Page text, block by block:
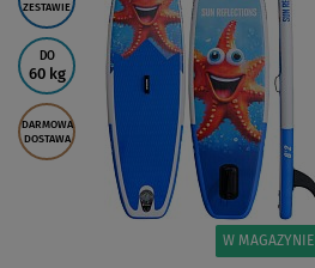
ZESTAWIE
DO
60 kg
DARMOWA
DOSTAWA
W MAGAZYNIE